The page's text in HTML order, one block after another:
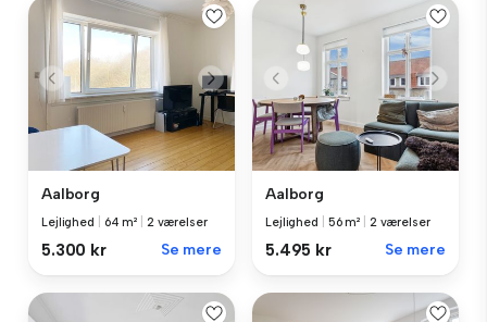
Aalborg
Lejlighed 64 m² 2 værelser
5.300 kr Se mere
Aalborg
Lejlighed 56 m² 2 værelser
5.495 kr Se mere